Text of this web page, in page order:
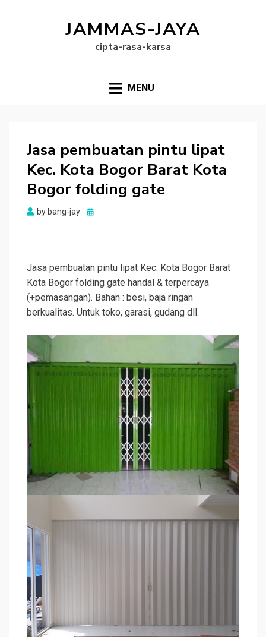
JAMMAS-JAYA
cipta-rasa-karsa
MENU
Jasa pembuatan pintu lipat
Kec. Kota Bogor Barat Kota
Bogor folding gate
by bang-jay
Posted
Jasa pembuatan pintu lipat Kec. Kota Bogor Barat
Kota Bogor folding gate handal & terpercaya
(+pemasangan). Bahan : besi, baja ringan
berkualitas. Untuk toko, garasi, gudang dll.